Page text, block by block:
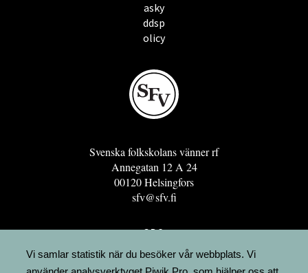
asky
ddsp
olicy
Svenska folkskolans vänner rf
Annegatan 12 A 24
00120 Helsingfors
sfv@sfv.fi
GRO
FÖRENINGSRESURSEN
Vi samlar statistik när du besöker vår webbplats. Vi